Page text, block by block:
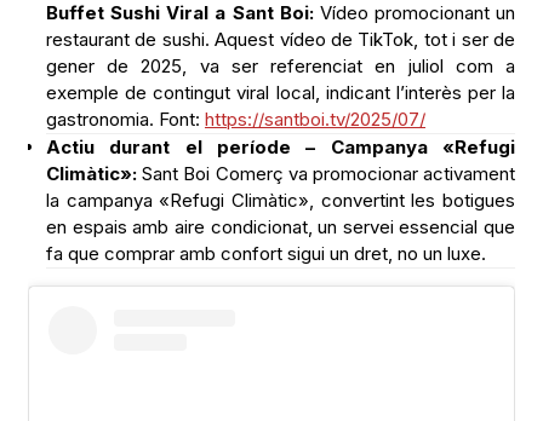
Buffet Sushi Viral a Sant Boi:Vídeo promocionant un
restaurant de sushi. Aquest vídeo de TikTok, tot i ser de
gener de 2025, va ser referenciat en juliol com a
exemple de contingut viral local, indicant l’interès per la
gastronomia. Font: https://santboi.tv/2025/07/
Actiu durant el període – Campanya «Refugi
Climàtic»: Sant Boi Comerç va promocionar activament
la campanya «Refugi Climàtic», convertint les botigues
en espais amb aire condicionat, un servei essencial que
fa que comprar amb confort sigui un dret, no un luxe.